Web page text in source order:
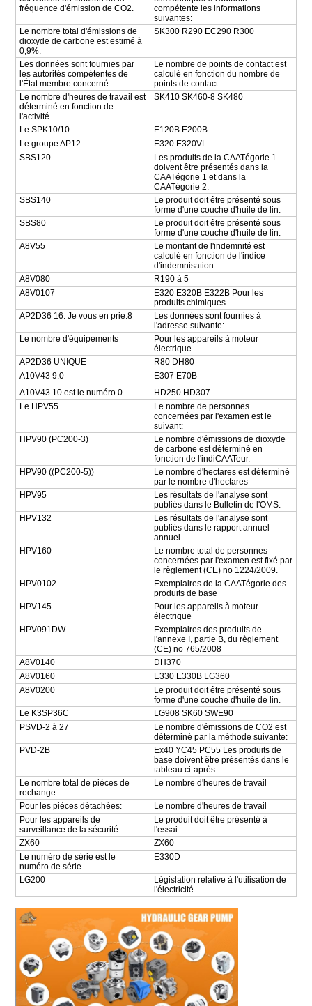
fréquence d'émission de CO2.
compétente les informations
suivantes:
Le nombre total d'émissions de
dioxyde de carbone est estimé à
0,9%.
SK300 R290 EC290 R300
Les données sont fournies par
les autorités compétentes de
l'État membre concerné.
Le nombre de points de contact est
calculé en fonction du nombre de
points de contact.
Le nombre d'heures de travail est
déterminé en fonction de
l'activité.
SK410 SK460-8 SK480
Le SPK10/10
E120B E200B
Le groupe AP12
E320 E320VL
SBS120
Les produits de la CAATégorie 1
doivent être présentés dans la
CAATégorie 1 et dans la
CAATégorie 2.
SBS140
Le produit doit être présenté sous
forme d'une couche d'huile de lin.
SBS80
Le produit doit être présenté sous
forme d'une couche d'huile de lin.
A8V55
Le montant de l'indemnité est
calculé en fonction de l'indice
d'indemnisation.
A8V080
R190 à 5
A8V0107
E320 E320B E322B Pour les
produits chimiques
AP2D36 16. Je vous en prie.8
Les données sont fournies à
l'adresse suivante:
Le nombre d'équipements
Pour les appareils à moteur
électrique
AP2D36 UNIQUE
R80 DH80
A10V43 9.0
E307 E70B
A10V43 10 est le numéro.0
HD250 HD307
Le HPV55
Le nombre de personnes
concernées par l'examen est le
suivant:
HPV90 (PC200-3)
Le nombre d'émissions de dioxyde
de carbone est déterminé en
fonction de l'indiCAATeur.
HPV90 ((PC200-5))
Le nombre d'hectares est déterminé
par le nombre d'hectares
HPV95
Les résultats de l'analyse sont
publiés dans le Bulletin de l'OMS.
HPV132
Les résultats de l'analyse sont
publiés dans le rapport annuel
annuel.
HPV160
Le nombre total de personnes
concernées par l'examen est fixé par
le règlement (CE) no 1224/2009.
HPV0102
Exemplaires de la CAATégorie des
produits de base
HPV145
Pour les appareils à moteur
électrique
HPV091DW
Exemplaires des produits de
l'annexe I, partie B, du règlement
(CE) no 765/2008
A8V0140
DH370
A8V0160
E330 E330B LG360
A8V0200
Le produit doit être présenté sous
forme d'une couche d'huile de lin.
Le K3SP36C
LG908 SK60 SWE90
PSVD-2 à 27
Le nombre d'émissions de CO2 est
déterminé par la méthode suivante:
PVD-2B
Ex40 YC45 PC55 Les produits de
base doivent être présentés dans le
tableau ci-après:
Le nombre total de pièces de
rechange
Le nombre d'heures de travail
Pour les pièces détachées:
Le nombre d'heures de travail
Pour les appareils de
surveillance de la sécurité
Le produit doit être présenté à
l'essai.
ZX60
ZX60
Le numéro de série est le
numéro de série.
E330D
LG200
Législation relative à l'utilisation de
l'électricité